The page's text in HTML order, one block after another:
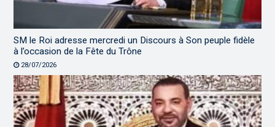
SM le Roi adresse mercredi un Discours à Son peuple fidèle
à l’occasion de la Fête du Trône
28/07/2026